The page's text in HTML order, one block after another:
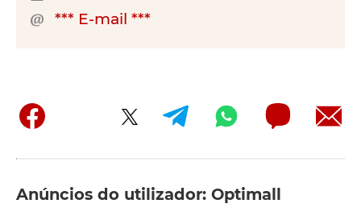
*** E-mail ***
Anúncios do utilizador: Optimall